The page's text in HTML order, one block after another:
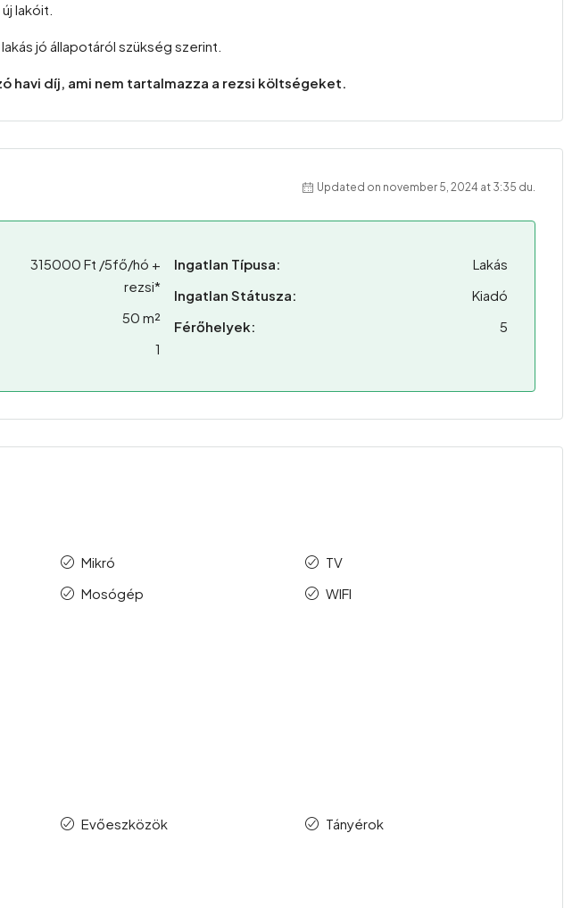
lakóit.
jó állapotáról szükség szerint.
havi díj, ami nem tartalmazza a rezsi költségeket.
Updated on november 5, 2024 at 3:35 du.
315000 Ft /5fő/hó +
rezsi*
50 m²
1
Ingatlan Típusa:
Lakás
Ingatlan Státusza:
Kiadó
Férőhelyek:
5
Mikró
Mosógép
TV
WIFI
Evőeszközök Tányérok